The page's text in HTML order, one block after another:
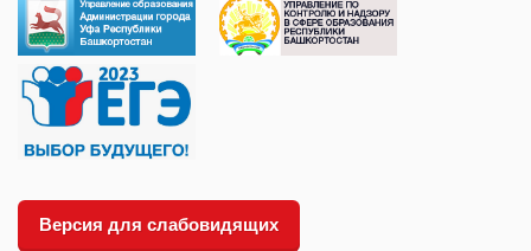
Версия для слабовидящих